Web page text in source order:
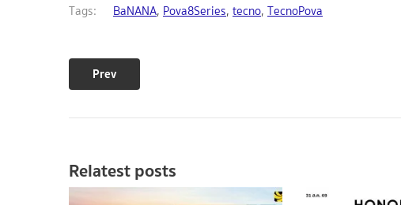
Tags: BaNANA, Pova8Series, tecno, TecnoPova
Prev
Relatest posts